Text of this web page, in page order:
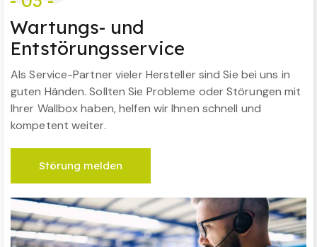
Wartungs- und
Entstörungsservice
Als Service-Partner vieler Hersteller sind Sie bei uns in
guten Händen. Sollten Sie Probleme oder Störungen mit
Ihrer Wallbox haben, helfen wir Ihnen schnell und
kompetent weiter.
Störung melden